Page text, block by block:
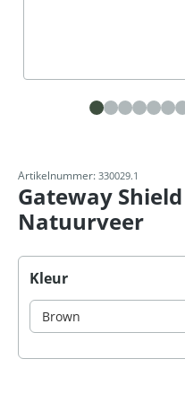
Artikelnummer: 330029.1
Gateway
Natuurveer
Selecteer
Kleur